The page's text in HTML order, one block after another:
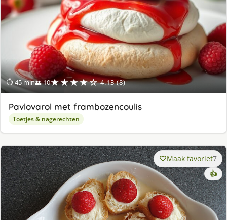
⏱ 45 min👥 10★★★★☆ 4.13 (8)
Pavlovarol met frambozencoulis
Toetjes & nagerechten
Maak favoriet7
👍